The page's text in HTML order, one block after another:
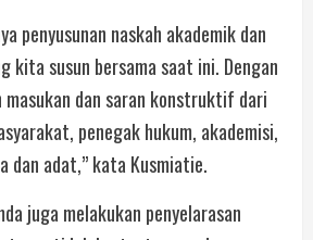
penyusunan naskah akademik dan
kita susun bersama saat ini. Dengan
masukan dan saran konstruktif dari
penegak hukum, akademisi,
dan adat,” kata Kusmiatie.
juga melakukan penyelarasan